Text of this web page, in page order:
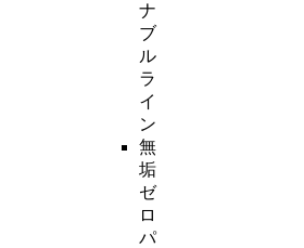
ナ
ブ
ル
ラ
イ
ン
無
垢
ゼ
ロ
パ